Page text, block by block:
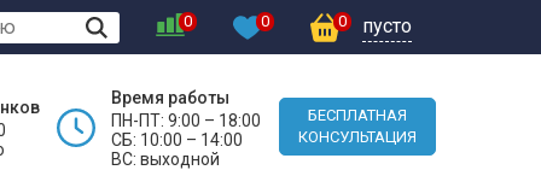
0 0 0 пусто
Время работы
ПН-ПТ: 9:00 – 18:00
СБ: 10:00 – 14:00
ВС: выходной
БЕСПЛАТНАЯ
КОНСУЛЬТАЦИЯ